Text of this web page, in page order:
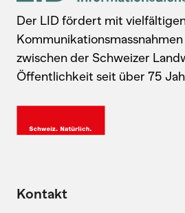
Der LID fördert mit
zwischen der Schweizer
Öffentlichkeit seit über 75
Kontakt